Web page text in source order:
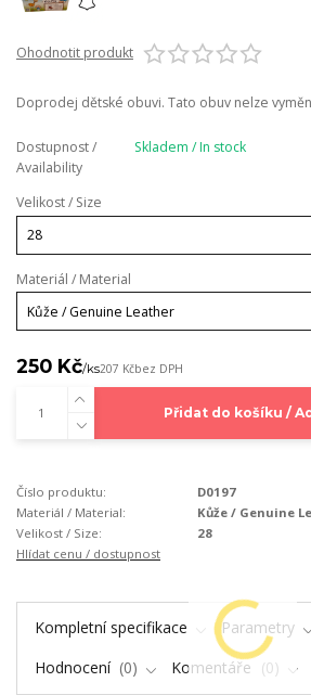
Ohodnotit produkt
Doprodej dětské obuvi. Tato obuv nelze
Dostupnost /
Availability
Skladem / In stock
Velikost / Size
Materiál / Material
250 Kč/ks207 Kčbez DPH
Přidat do košíku /
Číslo produktu:
D0197
Materiál / Material:
Kůže / Genuine
Velikost / Size:
28
Hlídat cenu / dostupnost
Kompletní specifikace
Parametry
Hodnocení
0 Komentáře 0